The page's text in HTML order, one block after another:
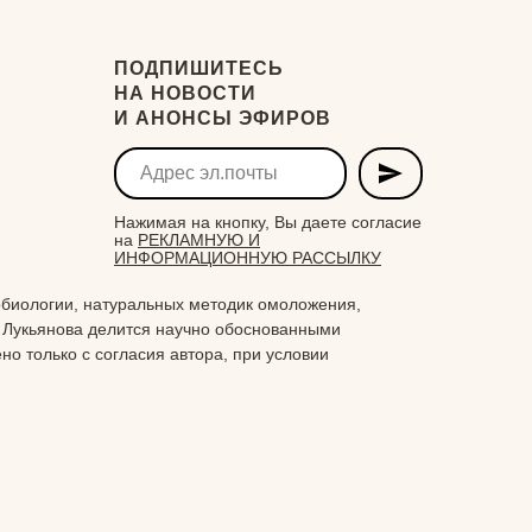
ПОДПИШИТЕСЬ
НА НОВОСТИ
И АНОНСЫ ЭФИРОВ
Нажимая на кнопку, Вы даете согласие
на РЕКЛАМНУЮ И
ИНФОРМАЦИОННУЮ РАССЫЛКУ
натуральных методик омоложения,
делится научно обоснованными
только с согласия автора, при условии